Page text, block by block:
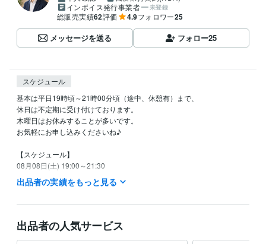
インボイス発行事業者
未登録
総販売実績62評価 4.9フォロワー25
メッセージを送る フォロー25
スケジュール
基本は平日19時頃～21時00分頃（途中、休憩有）まで、
休日は不定期に受け付けております。
木曜日はお休みすることが多いです。
お気軽にお申し込みくださいね♪
【スケジュール】
08月08日(土) 19:00～21:30
08月09日(日) 19:00～21:30
※ 以上、大まかな予定です。
※ 時間は変更する可能性があります。
出品者の実績をもっと見る
出品者の人気サービス